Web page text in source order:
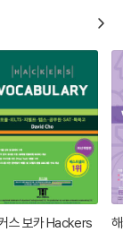
스 보카 Hackers